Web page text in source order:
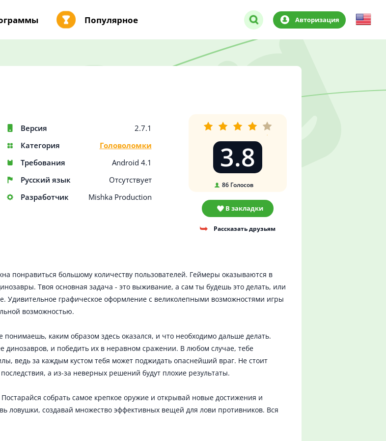
Популярное Авторизация
Версия
2.7.1
Категория
Головоломки
Требования
Android 4.1
Русский язык
Отсутствует
Разработчик
Mishka Production
3.8
86 Голосов
В закладки
Рассказать друзьям
понравиться большому количеству пользователей. Геймеры оказываются в
Твоя основная задача - это выживание, а сам ты будешь это делать, или
Удивительное графическое оформление с великолепными возможностями игры
возможностью.
каким образом здесь оказался, и что необходимо дальше делать.
динозавров, и победить их в неравном сражении. В любом случае, тебе
ведь за каждым кустом тебя может поджидать опаснейший враг. Не стоит
а из-за неверных решений будут плохие результаты.
собрать самое крепкое оружие и открывай новые достижения и
ловушки, создавай множество эффективных вещей для лови противников. Вся